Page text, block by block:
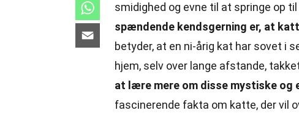
smidighed og evne til at springe op
spændende kendsgerning er, at
betyder, at en ni-årig kat har sovet i
hjem, selv over lange afstande,
at lære mere om disse mystiske og
fascinerende fakta om katte, der vil